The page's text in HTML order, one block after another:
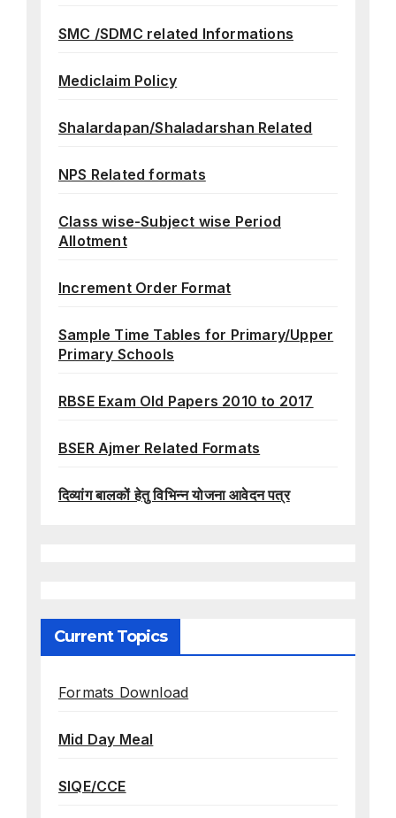
SMC /SDMC related Informations
Mediclaim Policy
Shalardapan/Shaladarshan Related
NPS Related formats
Class wise-Subject wise Period
Allotment
Increment Order Format
Sample Time Tables for Primary/Upper
Primary Schools
RBSE Exam Old Papers 2010 to 2017
BSER Ajmer Related Formats
दिव्यांग बालकों हेतु विभिन्न योजना आवेदन पत्र
Current Topics
Formats Download
Mid Day Meal
SIQE/CCE